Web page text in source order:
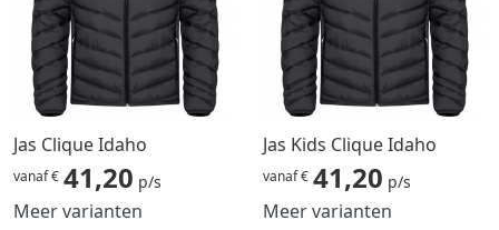
Jas Clique Idaho
vanaf € 41,20 p/s
Meer varianten
Jas Kids Clique Idaho
vanaf € 41,20 p/s
Meer varianten